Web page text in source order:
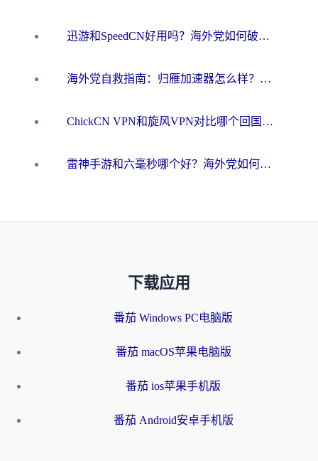
迅游和SpeedCN好用吗？海外党如何破解那道看不见的墙
海外党自救指南：归雁加速器怎么样？教你避开坑实现国内资源无缝访问
ChickCN VPN和旋风VPN对比哪个回国效果更好？海外用户的选择困境与出路
雷神手游和六毫秒哪个好？海外党如何真正解锁国内资源
下载应用
番茄 Windows PC电脑版
番茄 macOS苹果电脑版
番茄 ios苹果手机版
番茄 Android安卓手机版